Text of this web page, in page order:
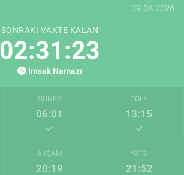
09.08.2026
SONRAKI VAKTE KALAN
02:31:22
İmsak Namazı
GÜNEŞ
06:01
ÖĞLE
13:15
AKŞAM
20:19
YATSI
21:52